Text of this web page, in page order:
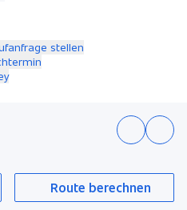
stellen
Route berechnen